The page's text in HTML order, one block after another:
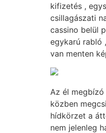
kifizetés ,
csillagászati
cassino belül
egykarú rabló
van menten
Az él
közben
hídkörzet a
nem jelenleg